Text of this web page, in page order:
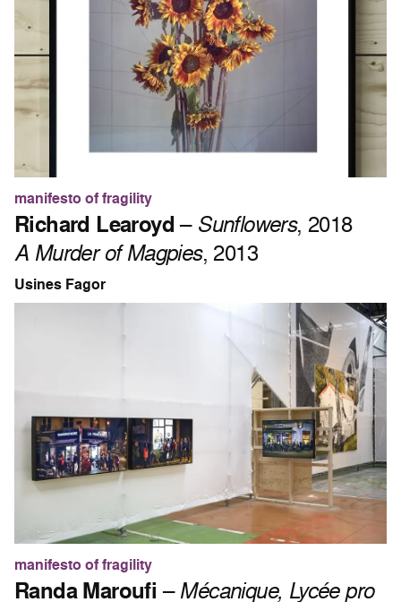
manifesto of fragility
Richard Learoyd– Sunflowers, 2018
A Murder of Magpies, 2013
Usines Fagor
manifesto of fragility
Randa Maroufi –Mécanique, Lycée pro